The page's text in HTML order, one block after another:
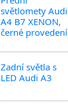
světlomety Audi
A4 B7 XENON,
černé provedení
Zadní světla s
LED Audi A3